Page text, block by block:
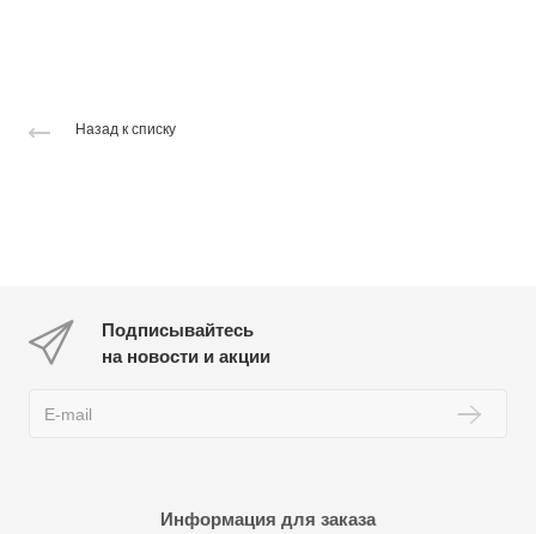
Назад к списку
Подписывайтесь
на новости и акции
Информация для заказа